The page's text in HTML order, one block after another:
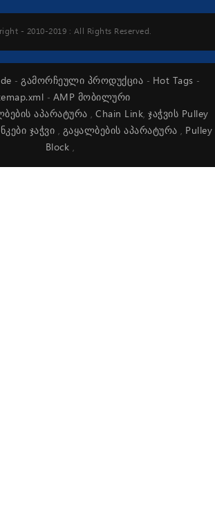
- 2010-2019 : All Rights Reserved.
- გამორჩეული პროდუქცია - Hot Tags -
- AMP მობილური
აპარატურა , Chain Link, ჯაჭვის Pulley
ჯაჭვი , გაყალბების აპარატურა, Pulley
Block ,